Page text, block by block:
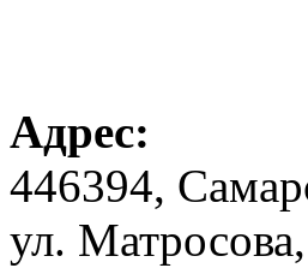
Адрес:
446394,
ул.